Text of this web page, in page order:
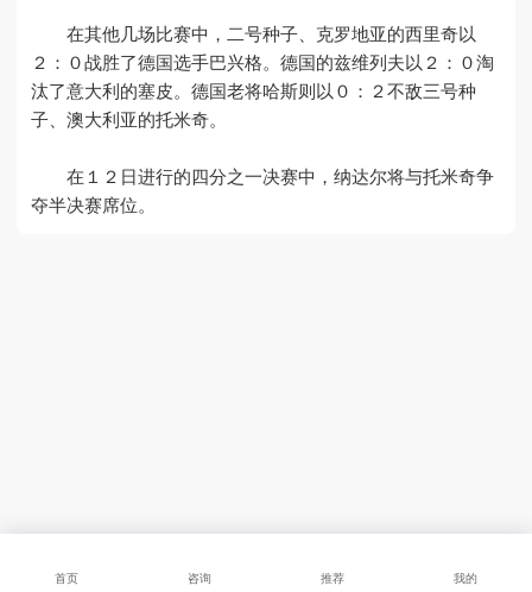
在其他几场比赛中，二号种子、克罗地亚的西里奇以
２：０战胜了德国选手巴兴格。德国的兹维列夫以２：０淘
汰了意大利的塞皮。德国老将哈斯则以０：２不敌三号种
子、澳大利亚的托米奇。
在１２日进行的四分之一决赛中，纳达尔将与托米奇争
夺半决赛席位。
首页 咨询 推荐 我的